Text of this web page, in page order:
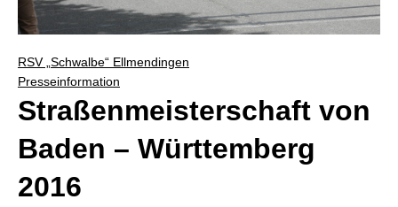
RSV „Schwalbe“ Ellmendingen
Presseinformation
Straßenmeisterschaft von
Baden – Württemberg
2016